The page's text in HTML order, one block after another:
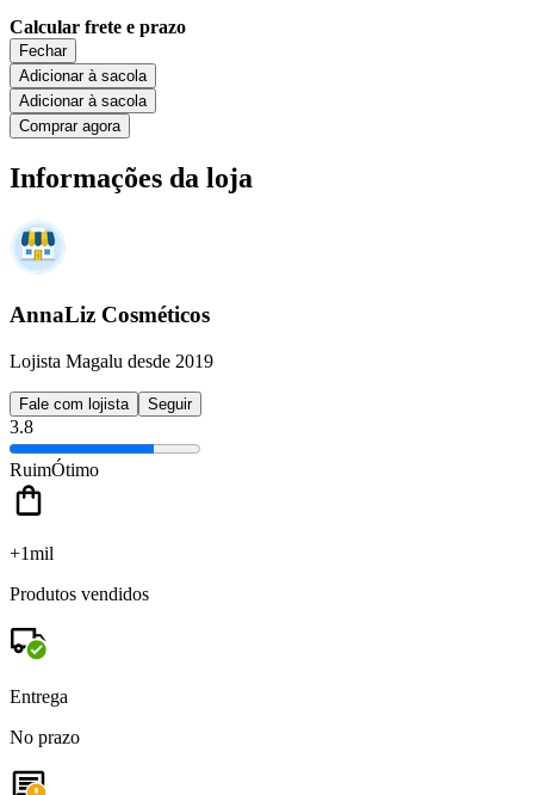
Calcular frete e prazo
Fechar
Adicionar à sacola
Adicionar à sacola
Comprar agora
Informações da loja
AnnaLiz Cosméticos
Lojista Magalu desde 2019
Fale com lojista Seguir
3.8
RuimÓtimo
+1mil
Produtos vendidos
Entrega
No prazo